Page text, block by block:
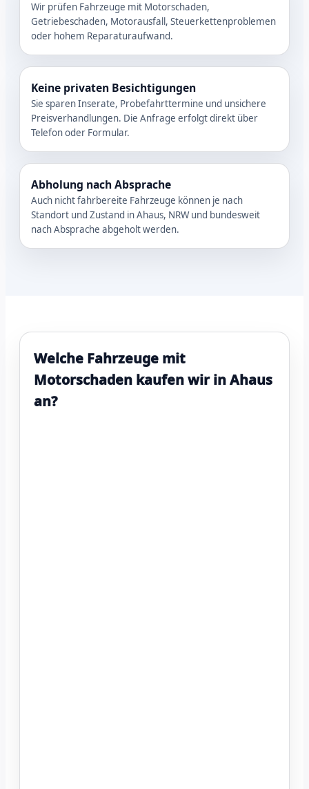
Wir prüfen Fahrzeuge mit Motorschaden,
Getriebeschaden, Motorausfall, Steuerkettenproblemen
oder hohem Reparaturaufwand.
Keine privaten Besichtigungen
Sie sparen Inserate, Probefahrttermine und unsichere
Preisverhandlungen. Die Anfrage erfolgt direkt über
Telefon oder Formular.
Abholung nach Absprache
Auch nicht fahrbereite Fahrzeuge können je nach
Standort und Zustand in Ahaus, NRW und bundesweit
nach Absprache abgeholt werden.
Welche Fahrzeuge mit
Motorschaden kaufen wir in Ahaus
an?